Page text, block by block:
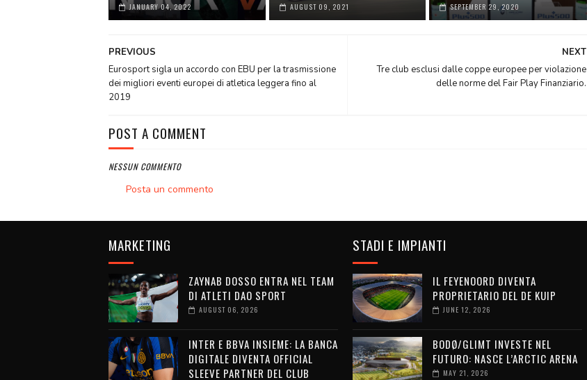
JANUARY 04, 2022 AUGUST 09, 2021 SEPTEMBER 29, 2020
NEXT
Tre club esclusi dalle coppe europee per violazione
delle norme del Fair Play Finanziario.
PREVIOUS
Eurosport sigla un accordo con EBU per la trasmissione
dei migliori eventi europei di atletica leggera fino al
2019
POST A COMMENT
NESSUN COMMENTO
Posta un commento
MARKETING
ZAYNAB DOSSO ENTRA NEL TEAM
DI ATLETI DAO SPORT
AUGUST 06, 2026
INTER E BBVA INSIEME: LA BANCA
DIGITALE DIVENTA OFFICIAL
SLEEVE PARTNER DEL CLUB
STADI E IMPIANTI
IL FEYENOORD DIVENTA
PROPRIETARIO DEL DE KUIP
JUNE 12, 2026
BODØ/GLIMT INVESTE NEL
FUTURO: NASCE L’ARCTIC ARENA
MAY 21, 2026